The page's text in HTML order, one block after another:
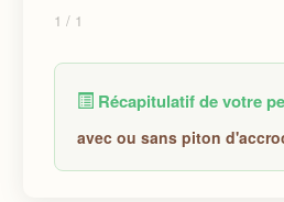
1 / 1
Récapitulatif de votre
avec ou sans piton